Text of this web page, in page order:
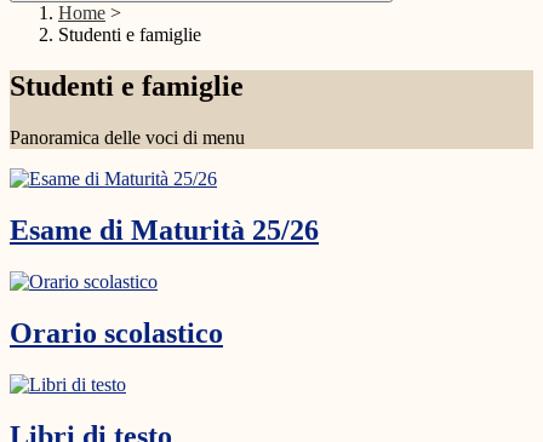
Home >
Studenti e famiglie
Studenti e famiglie
Panoramica delle voci di menu
Esame di Maturità 25/26
Orario scolastico
Libri di testo